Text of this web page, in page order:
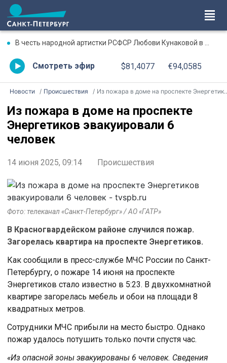
В честь народной артистки РСФСР Любови Кунаковой в Ижевске состоится вечер-посвящение
Смотреть эфир $81,4077 €94,0585
Новости Происшествия Из пожара в доме на проспекте Энергетиков эвакуировали 6 человек
Из пожара в доме на проспекте
Энергетиков эвакуировали 6
человек
14 июня 2025, 09:14 Происшествия
Фото: телеканал «Санкт-Петербург» / АО «ГАТР»
В Красногвардейском районе случился пожар.
Загорелась квартира на проспекте Энергетиков.
Как сообщили в пресс-службе МЧС России по Санкт-
Петербургу, о пожаре 14 июня на проспекте
Энергетиков стало известно в 5:23. В двухкомнатной
квартире загорелась мебель и обои на площади 8
квадратных метров.
Сотрудники МЧС прибыли на место быстро. Однако
пожар удалось потушить только почти спустя час.
«Из опасной зоны эвакуированы 6 человек. Сведения